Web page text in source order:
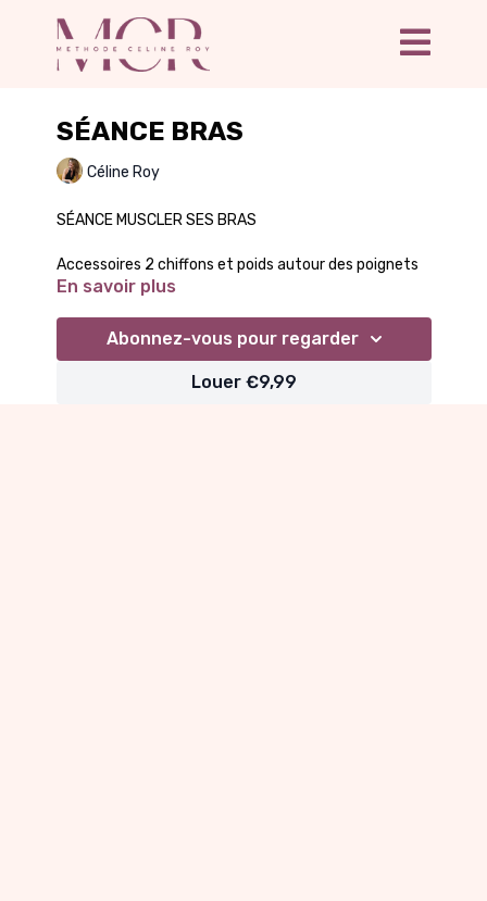
SÉANCE BRAS
Céline Roy
SÉANCE MUSCLER SES BRAS
Accessoires 2 chiffons et poids autour des poignets
En savoir plus
Abonnez-vous pour regarder
Louer €9,99